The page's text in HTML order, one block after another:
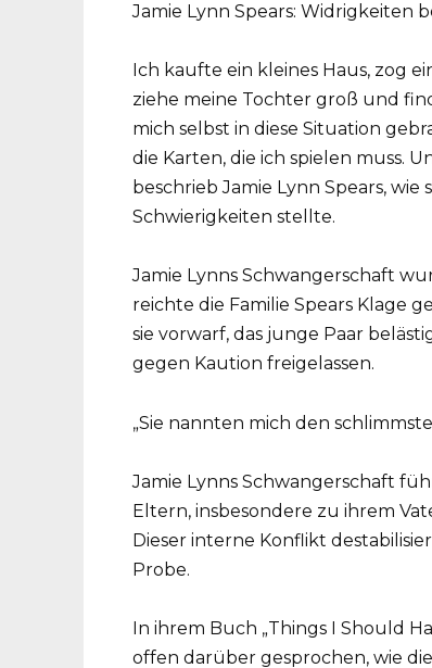
Jamie Lynn Spears: Widrigkeiten
Ich kaufte ein kleines Haus, zog
ziehe meine Tochter groß und
mich selbst in diese Situation
die Karten, die ich spielen muss.
beschrieb Jamie Lynn Spears,
Schwierigkeiten stellte.
Jamie Lynns Schwangerschaft
reichte die Familie Spears Klage
sie vorwarf, das junge Paar
gegen Kaution freigelassen.
„Sie nannten mich den
Jamie Lynns Schwangerschaft
Eltern, insbesondere zu ihrem
Dieser interne Konflikt
Probe.
In ihrem Buch „Things I Should
offen darüber gesprochen, wie